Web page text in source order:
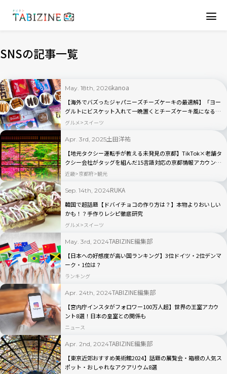
SNSの記事一覧
May. 18th, 2026kanoa
【海外でバズったジャパニーズチーズケーキの最適解】「ヨー
グルトにビスケット入れて一晩置くとチーズケーキ風になるや
つ」食べ比べ検証
グルメ スイーツ
Apr. 3rd, 2025土田洋祐
【地元タクシー運転手が教える未発見の京都】TikTok×老舗タ
クシー会社がタッグを組んだ15言語対応の京都情報アカウント
「UNOFFICIAL TOURISM」
近畿 京都府 観光
Sep. 14th, 2024RUKA
韓国で超話題【ドバイチョコの作り方は？】本物よりおいしい
かも！？手作りレシピ徹底研究
グルメ スイーツ
May. 3rd, 2024TABIZINE編集部
【日本への好感度が高い国ランキング】3位ドイツ・2位デンマ
ーク・1位は？
ランキング
Apr. 24th, 2024TABIZINE編集部
【宮内庁インスタがフォロワー100万人超】世界の王室アカウ
ント8選！日本の皇室との関係も
ニュース
Apr. 2nd, 2024TABIZINE編集部
【東京近郊おすすめ美術館2024】話題の展覧会・箱根の人気ス
ポット・おしゃれなアクアリウム8選